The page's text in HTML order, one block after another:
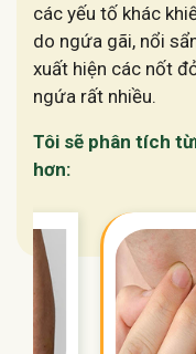
các yếu tố khác
do ngứa gãi, nổi
xuất hiện các nốt
ngứa rất nhiều.
Tôi sẽ phân tích
hơn: